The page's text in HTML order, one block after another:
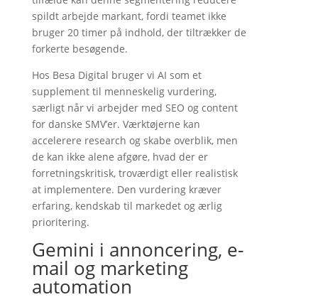
spildt arbejde markant, fordi teamet ikke
bruger 20 timer på indhold, der tiltrækker de
forkerte besøgende.
Hos Besa Digital bruger vi AI som et
supplement til menneskelig vurdering,
særligt når vi arbejder med SEO og content
for danske SMV’er. Værktøjerne kan
accelerere research og skabe overblik, men
de kan ikke alene afgøre, hvad der er
forretningskritisk, troværdigt eller realistisk
at implementere. Den vurdering kræver
erfaring, kendskab til markedet og ærlig
prioritering.
Gemini i annoncering, e-
mail og marketing
automation